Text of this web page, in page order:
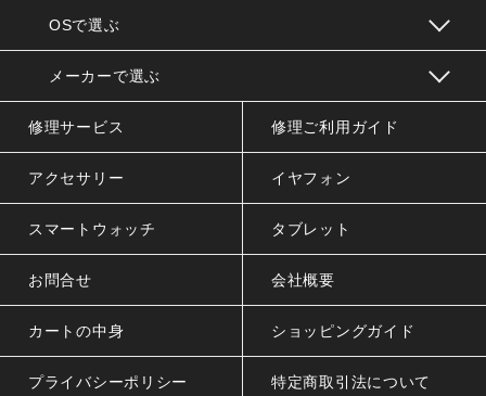
OSで選ぶ
メーカーで選ぶ
修理サービス 修理ご利用ガイド
アクセサリー イヤフォン
スマートウォッチ タブレット
お問合せ 会社概要
カートの中身 ショッピングガイド
プライバシーポリシー 特定商取引法について